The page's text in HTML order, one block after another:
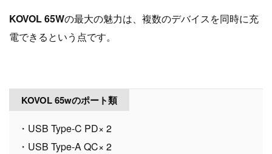
KOVOL 65Wの最大の魅力は、複数のデバイスを同時に充
電できるという点です。
KOVOL 65wのポート類
・USB Type-C PD× 2
・USB Type-A QC× 2